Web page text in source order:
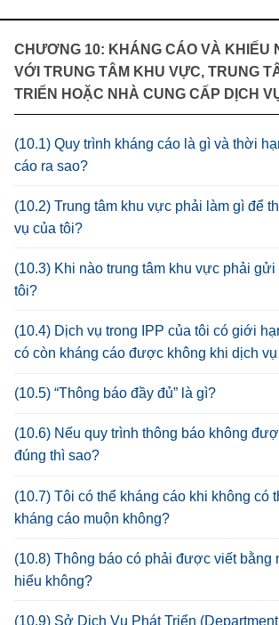
CHƯƠNG 10: KHÁNG CÁO VÀ KHIẾU
VỚI TRUNG TÂM KHU VỰC, TRUNG
TRIỂN HOẶC NHÀ CUNG CẤP DỊCH
(10.1) Quy trình kháng cáo là gì và thời
cáo ra sao?
(10.2) Trung tâm khu vực phải làm gì để
vụ của tôi?
(10.3) Khi nào trung tâm khu vực phải
tôi?
(10.4) Dịch vụ trong IPP của tôi có giới
có còn kháng cáo được không khi dịch
(10.5) “Thông báo đầy đủ” là gì?
(10.6) Nếu quy trình thông báo không
đúng thì sao?
(10.7) Tôi có thể kháng cáo khi không có
kháng cáo muộn không?
(10.8) Thông báo có phải được viết bằng
hiểu không?
(10.9) Sở Dịch Vụ Phát Triển